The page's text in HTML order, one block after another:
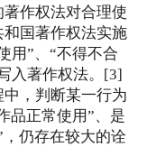
作权法对合理使
国著作权法实施
用”、“不得不合
入著作权法。[3]
，判断某一行为
品正常使用”、是
仍存在较大的诠